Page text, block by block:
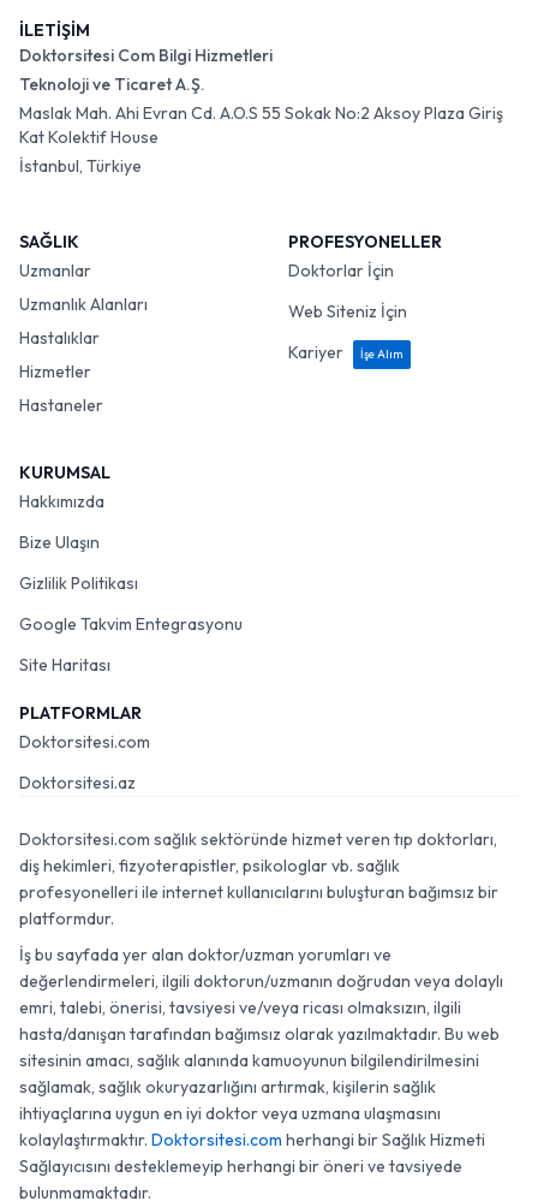
İLETİŞİM
Doktorsitesi Com Bilgi Hizmetleri
Teknoloji ve Ticaret A.Ş.
Maslak Mah. Ahi Evran Cd. A.O.S 55 Sokak No:2 Aksoy Plaza Giriş
Kat Kolektif House
İstanbul, Türkiye
SAĞLIK
Uzmanlar
Uzmanlık Alanları
Hastalıklar
Hizmetler
Hastaneler
PROFESYONELLER
Doktorlar İçin
Web Siteniz İçin
Kariyer
İşe Alım
KURUMSAL
Hakkımızda
Bize Ulaşın
Gizlilik Politikası
Google Takvim Entegrasyonu
Site Haritası
PLATFORMLAR
Doktorsitesi.com
Doktorsitesi.az
Doktorsitesi.com sağlık sektöründe hizmet veren tıp doktorları,
diş hekimleri, fizyoterapistler, psikologlar vb. sağlık
profesyonelleri ile internet kullanıcılarını buluşturan bağımsız bir
platformdur.
İş bu sayfada yer alan doktor/uzman yorumları ve
değerlendirmeleri, ilgili doktorun/uzmanın doğrudan veya dolaylı
emri, talebi, önerisi, tavsiyesi ve/veya ricası olmaksızın, ilgili
hasta/danışan tarafından bağımsız olarak yazılmaktadır. Bu web
sitesinin amacı, sağlık alanında kamuoyunun bilgilendirilmesini
sağlamak, sağlık okuryazarlığını artırmak, kişilerin sağlık
ihtiyaçlarına uygun en iyi doktor veya uzmana ulaşmasını
kolaylaştırmaktır. Doktorsitesi.com herhangi bir Sağlık Hizmeti
Sağlayıcısını desteklemeyip herhangi bir öneri ve tavsiyede
bulunmamaktadır.